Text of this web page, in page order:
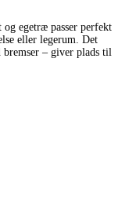
egetræ passer perfekt
eller legerum. Det
– giver plads til